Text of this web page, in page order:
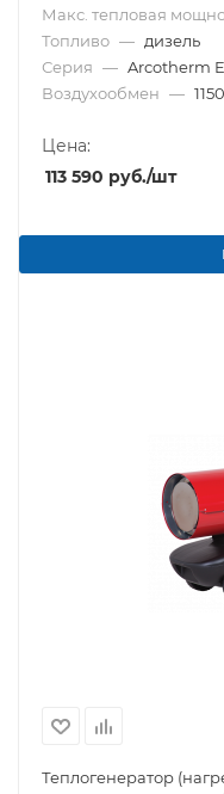
Макс. тепловая
Топливо — дизель
Серия — Arcotherm
Воздухообмен —
Цена:
113 590 руб./шт
Теплогенератор